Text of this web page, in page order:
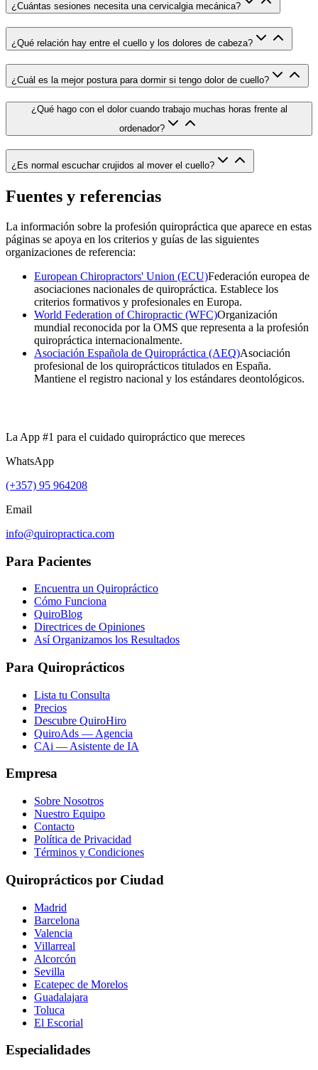
¿Cuántas sesiones necesita una cervicalgia mecánica?
¿Qué relación hay entre el cuello y los dolores de cabeza?
¿Cuál es la mejor postura para dormir si tengo dolor de cuello?
¿Qué hago con el dolor cuando trabajo muchas horas frente al
ordenador?
¿Es normal escuchar crujidos al mover el cuello?
Fuentes y referencias
La información sobre la profesión quiropráctica que aparece en estas
páginas se apoya en los criterios y guías de las siguientes
organizaciones de referencia:
European Chiropractors' Union (ECU)Federación europea de
asociaciones nacionales de quiropráctica. Establece los
criterios formativos y profesionales en Europa.
World Federation of Chiropractic (WFC)Organización
mundial reconocida por la OMS que representa a la profesión
quiropráctica internacionalmente.
Asociación Española de Quiropráctica (AEQ)Asociación
profesional de los quiroprácticos titulados en España.
Mantiene el registro nacional y los estándares deontológicos.
La App #1 para el cuidado quiropráctico que mereces
WhatsApp
(+357) 95 964208
Email
info@quiropractica.com
Para Pacientes
Encuentra un Quiropráctico
Cómo Funciona
QuiroBlog
Directrices de Opiniones
Así Organizamos los Resultados
Para Quiroprácticos
Lista tu Consulta
Precios
Descubre QuiroHiro
QuiroAds — Agencia
CAi — Asistente de IA
Empresa
Sobre Nosotros
Nuestro Equipo
Contacto
Política de Privacidad
Términos y Condiciones
Quiroprácticos por Ciudad
Madrid
Barcelona
Valencia
Villarreal
Alcorcón
Sevilla
Ecatepec de Morelos
Guadalajara
Toluca
El Escorial
Especialidades